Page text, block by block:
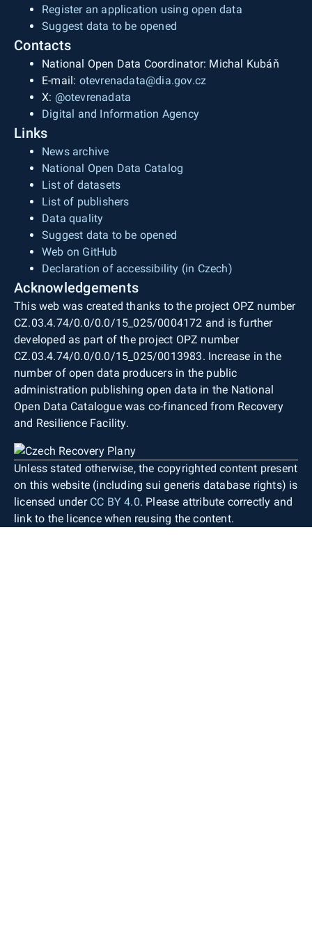
stránka na webu Karlovarského kraje, prostorová
lokalizace Krajského úřadu Karlovarského kraje.
Souřadnicový systém je použit WGS
1984.Zdrojem dat je Krajský úřad Karlovarského
kraje, odbor regionálního rozvoje.&nbsp;
Register an application using open data
Suggest data to be opened
Contacts
National Open Data Coordinator: Michal Kubáň
E-mail: otevrenadata@dia.gov.cz
X: @otevrenadata
Digital and Information Agency
Links
News archive
National Open Data Catalog
List of datasets
List of publishers
Data quality
Suggest data to be opened
Web on GitHub
Declaration of accessibility (in Czech)
Acknowledgements
This web was created thanks to the project OPZ number
CZ.03.4.74/0.0/0.0/15_025/0004172 and is further
developed as part of the project OPZ number
CZ.03.4.74/0.0/0.0/15_025/0013983. Increase in the
number of open data producers in the public
administration publishing open data in the National
Open Data Catalogue was co-financed from Recovery
and Resilience Facility.
Unless stated otherwise, the copyrighted content present
on this website (including sui generis database rights) is
licensed under CC BY 4.0. Please attribute correctly and
link to the licence when reusing the content.